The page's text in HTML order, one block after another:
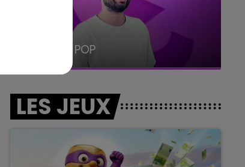
LA RADIO POP
LES JEUX